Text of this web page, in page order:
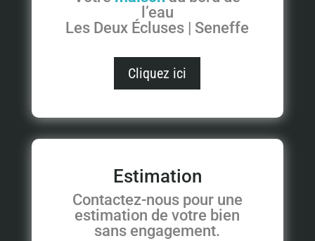
l’eau
Les Deux Écluses | Seneffe
Cliquez ici
Estimation
Contactez-nous pour une
estimation de votre bien
sans engagement.